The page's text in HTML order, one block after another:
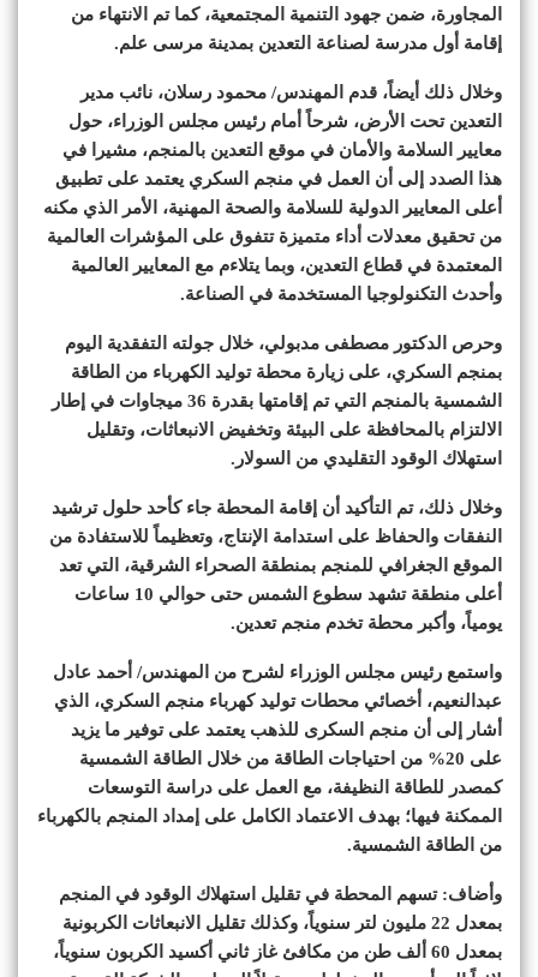
المجاورة، ضمن جهود التنمية المجتمعية، كما تم الانتهاء من
إقامة أول مدرسة لصناعة التعدين بمدينة مرسى علم.
وخلال ذلك أيضاً، قدم المهندس/ محمود رسلان، نائب مدير
التعدين تحت الأرض، شرحاً أمام رئيس مجلس الوزراء، حول
معايير السلامة والأمان في موقع التعدين بالمنجم، مشيرا في
هذا الصدد إلى أن العمل في منجم السكري يعتمد على تطبيق
أعلى المعايير الدولية للسلامة والصحة المهنية، الأمر الذي مكنه
من تحقيق معدلات أداء متميزة تتفوق على المؤشرات العالمية
المعتمدة في قطاع التعدين، وبما يتلاءم مع المعايير العالمية
وأحدث التكنولوجيا المستخدمة في الصناعة.
وحرص الدكتور مصطفى مدبولي، خلال جولته التفقدية اليوم
بمنجم السكري، على زيارة محطة توليد الكهرباء من الطاقة
الشمسية بالمنجم التي تم إقامتها بقدرة 36 ميجاوات في إطار
الالتزام بالمحافظة على البيئة وتخفيض الانبعاثات، وتقليل
استهلاك الوقود التقليدي من السولار.
وخلال ذلك، تم التأكيد أن إقامة المحطة جاء كأحد حلول ترشيد
النفقات والحفاظ على استدامة الإنتاج، وتعظيماً للاستفادة من
الموقع الجغرافي للمنجم بمنطقة الصحراء الشرقية، التي تعد
أعلى منطقة تشهد سطوع الشمس حتى حوالي 10 ساعات
يومياً، وأكبر محطة تخدم منجم تعدين.
واستمع رئيس مجلس الوزراء لشرح من المهندس/ أحمد عادل
عبدالنعيم، أخصائي محطات توليد كهرباء منجم السكري، الذي
أشار إلى أن منجم السكرى للذهب يعتمد على توفير ما يزيد
على 20% من احتياجات الطاقة من خلال الطاقة الشمسية
كمصدر للطاقة النظيفة، مع العمل على دراسة التوسعات
الممكنة فيها؛ بهدف الاعتماد الكامل على إمداد المنجم بالكهرباء
من الطاقة الشمسية.
وأضاف: تسهم المحطة في تقليل استهلاك الوقود في المنجم
بمعدل 22 مليون لتر سنوياً، وكذلك تقليل الانبعاثات الكربونية
بمعدل 60 ألف طن من مكافئ غاز ثاني أكسيد الكربون سنوياً،